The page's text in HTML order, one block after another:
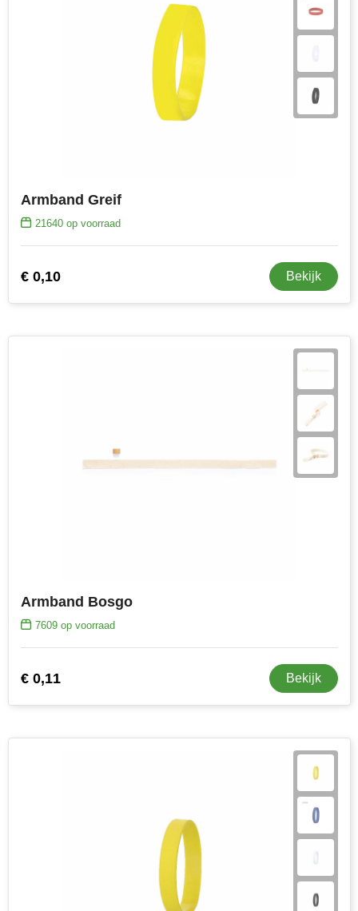
Armband Greif
21640op voorraad
€ 0,10 Bekijk
Armband Bosgo
7609op voorraad
€ 0,11 Bekijk